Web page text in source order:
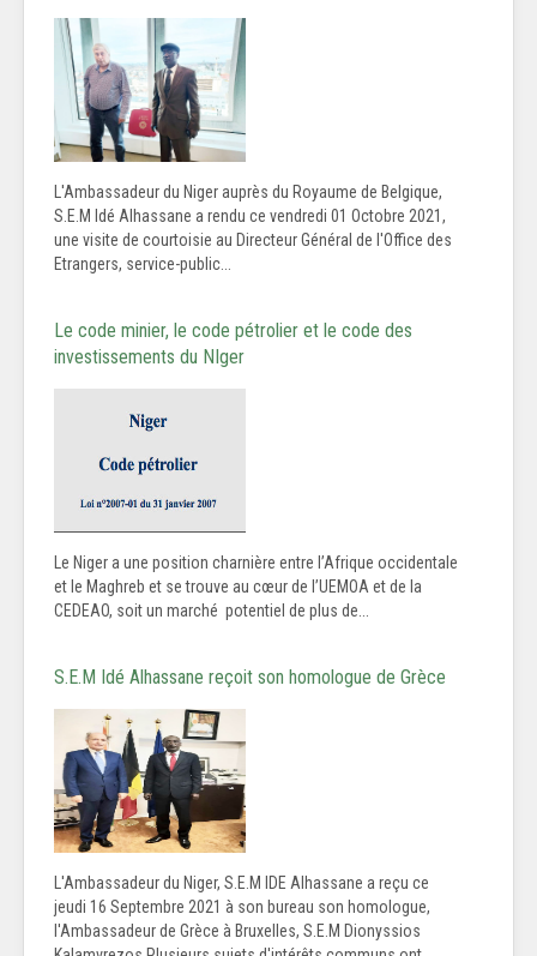
L'Ambassadeur du Niger auprès du Royaume de Belgique,
S.E.M Idé Alhassane a rendu ce vendredi 01 Octobre 2021,
une visite de courtoisie au Directeur Général de l'Office des
Etrangers, service-public...
Le code minier, le code pétrolier et le code des
investissements du NIger
Le Niger a une position charnière entre l’Afrique occidentale
et le Maghreb et se trouve au cœur de l’UEMOA et de la
CEDEAO, soit un marché potentiel de plus de...
S.E.M Idé Alhassane reçoit son homologue de Grèce
L'Ambassadeur du Niger, S.E.M IDE Alhassane a reçu ce
jeudi 16 Septembre 2021 à son bureau son homologue,
l'Ambassadeur de Grèce à Bruxelles, S.E.M Dionyssios